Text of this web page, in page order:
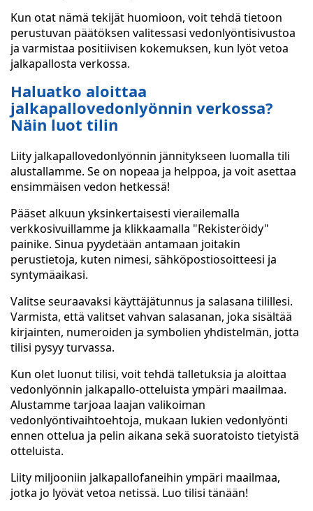
Kun otat nämä tekijät huomioon, voit tehdä tietoon
perustuvan päätöksen valitessasi vedonlyöntisivustoa
ja varmistaa positiivisen kokemuksen, kun lyöt vetoa
jalkapallosta verkossa.
Haluatko aloittaa
jalkapallovedonlyönnin verkossa?
Näin luot tilin
Liity jalkapallovedonlyönnin jännitykseen luomalla tili
alustallamme. Se on nopeaa ja helppoa, ja voit asettaa
ensimmäisen vedon hetkessä!
Pääset alkuun yksinkertaisesti vierailemalla
verkkosivuillamme ja klikkaamalla "Rekisteröidy"
painike. Sinua pyydetään antamaan joitakin
perustietoja, kuten nimesi, sähköpostiosoitteesi ja
syntymäaikasi.
Valitse seuraavaksi käyttäjätunnus ja salasana tilillesi.
Varmista, että valitset vahvan salasanan, joka sisältää
kirjainten, numeroiden ja symbolien yhdistelmän, jotta
tilisi pysyy turvassa.
Kun olet luonut tilisi, voit tehdä talletuksia ja aloittaa
vedonlyönnin jalkapallo-otteluista ympäri maailmaa.
Alustamme tarjoaa laajan valikoiman
vedonlyöntivaihtoehtoja, mukaan lukien vedonlyönti
ennen ottelua ja pelin aikana sekä suoratoisto tietyistä
otteluista.
Liity miljooniin jalkapallofaneihin ympäri maailmaa,
jotka jo lyövät vetoa netissä. Luo tilisi tänään!